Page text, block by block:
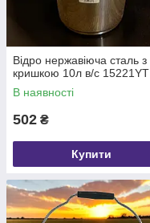
Відро нержавіюча сталь з
кришкою 10л в/с 15221YT
В наявності
502 ₴
Купити